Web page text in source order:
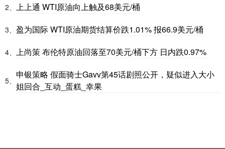
2、 上上通 WTI原油向上触及68美元/桶
3、 盈为国际 WTI原油期货结算价跌1.01% 报66.9美元/桶
4、 上尚策 布伦特原油回落至70美元/桶下方 日内跌0.97%
5、
申银策略 假面骑士Gavv第45话剧照公开，疑似进入大小
姐回合_互动_蛋糕_幸果